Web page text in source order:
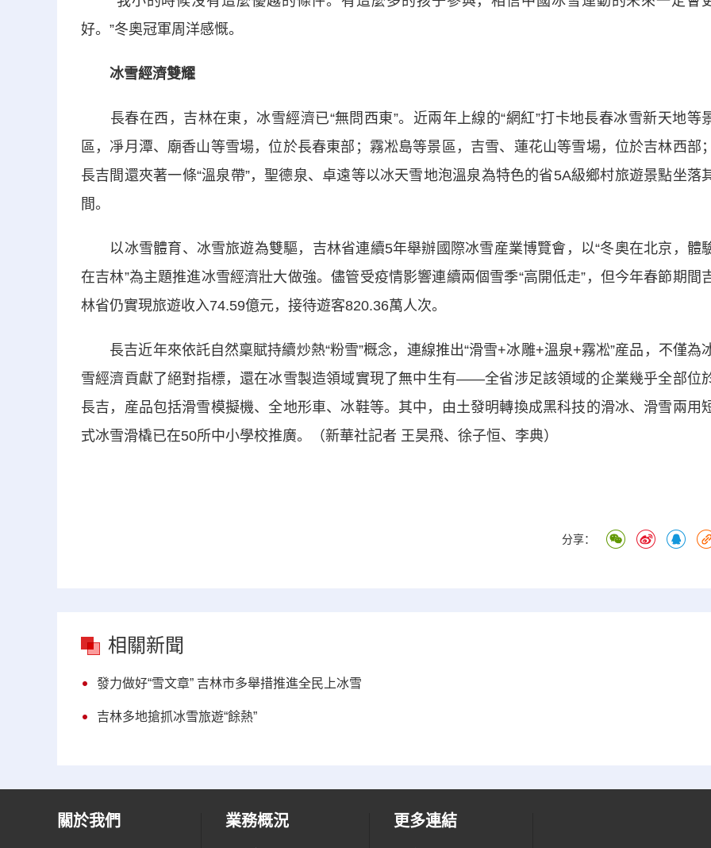
好。”冬奧冠軍周洋感慨。
冰雪經濟雙耀
長春在西，吉林在東，冰雪經濟已“無問西東”。近兩年上線的“網紅”打卡地長春冰雪新天地等
區，凈月潭、廟香山等雪場，位於長春東部；霧凇島等景區，吉雪、蓮花山等雪場，位於吉林西部；
長吉間還夾著一條“溫泉帶”，聖德泉、卓遠等以冰天雪地泡溫泉為特色的省5A級鄉村旅遊景點坐落
間。
以冰雪體育、冰雪旅遊為雙驅，吉林省連續5年舉辦國際冰雪産業博覽會，以“冬奧在北京，體
在吉林”為主題推進冰雪經濟壯大做強。儘管受疫情影響連續兩個雪季“高開低走”，但今年春節期間
林省仍實現旅遊收入74.59億元，接待遊客820.36萬人次。
長吉近年來依託自然稟賦持續炒熱“粉雪”概念，連線推出“滑雪+冰雕+溫泉+霧凇”産品，不僅為
雪經濟貢獻了絕對指標，還在冰雪製造領域實現了無中生有——全省涉足該領域的企業幾乎全部位
長吉，産品包括滑雪模擬機、全地形車、冰鞋等。其中，由土發明轉換成黑科技的滑冰、滑雪兩用
式冰雪滑橇已在50所中小學校推廣。（新華社記者 王昊飛、徐子恒、李典）
分享：
相關新聞
發力做好“雪文章” 吉林市多舉措推進全民上冰雪
吉林多地搶抓冰雪旅遊“餘熱”
關於我們 業務概況 更多連結